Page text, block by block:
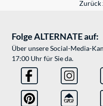
Zurück
Folge ALTERNATE auf:
Über unsere Social-Media-
17:00 Uhr für Sie da.